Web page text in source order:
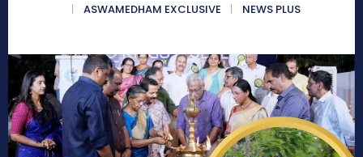
ASWAMEDHAM EXCLUSIVE
NEWS PLUS